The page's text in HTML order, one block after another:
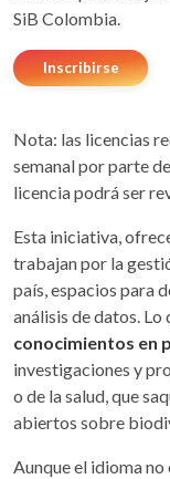
SiB Colombia.
Inscribirse
Nota: las licencias
semanal por parte
licencia podrá ser
Esta iniciativa,
trabajan por la
país, espacios para
análisis de datos.
conocimientos en
investigaciones y
o de la salud, que
abiertos sobre
Aunque el idioma no